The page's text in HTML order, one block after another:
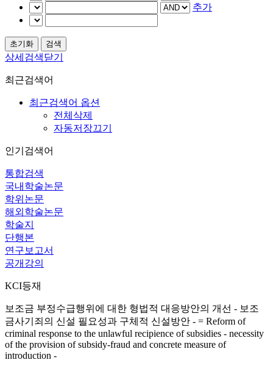
추가
상세검색닫기
최근검색어
최근검색어 옵션
전체삭제
자동저장끄기
인기검색어
통합검색
국내학술논문
학위논문
해외학술논문
학술지
단행본
연구보고서
공개강의
KCI등재
보조금 부정수급행위에 대한 형법적 대응방안의 개선 - 보조
금사기죄의 신설 필요성과 구체적 신설방안 - = Reform of
criminal response to the unlawful recipience of subsidies - necessity
of the provision of subsidy-fraud and concrete measure of
introduction -